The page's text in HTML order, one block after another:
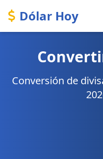
Dólar Hoy
Conversión de